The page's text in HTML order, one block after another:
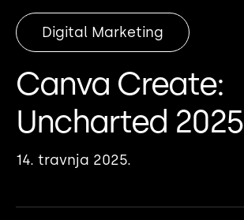
Digital Marketing
Canva Create:
Uncharted 2025
14. travnja 2025.